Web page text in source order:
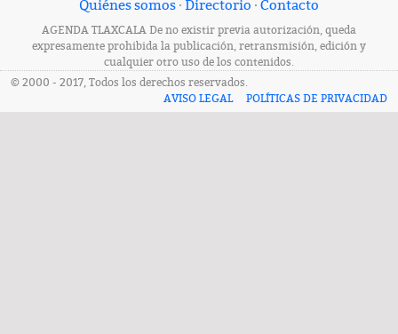
Quiénes somos · Directorio · Contacto
AGENDA TLAXCALA De no existir previa autorización, queda
expresamente prohibida la publicación, retransmisión, edición y
cualquier otro uso de los contenidos.
© 2000 - 2017, Todos los derechos reservados.
AVISO LEGAL
POLÍTICAS DE PRIVACIDAD